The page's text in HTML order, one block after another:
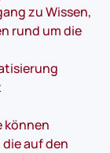
zu Wissen,
rund um die
können
auf den